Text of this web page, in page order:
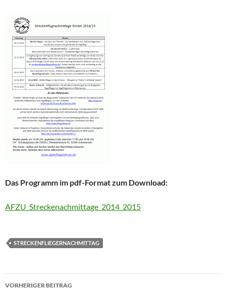
Das Programm im pdf-Format zum Download:
AFZU_Streckenachmittage_2014_2015
STRECKENFLIEGERNACHMITTAG
Beitragsnavigation
VORHERIGER BEITRAG